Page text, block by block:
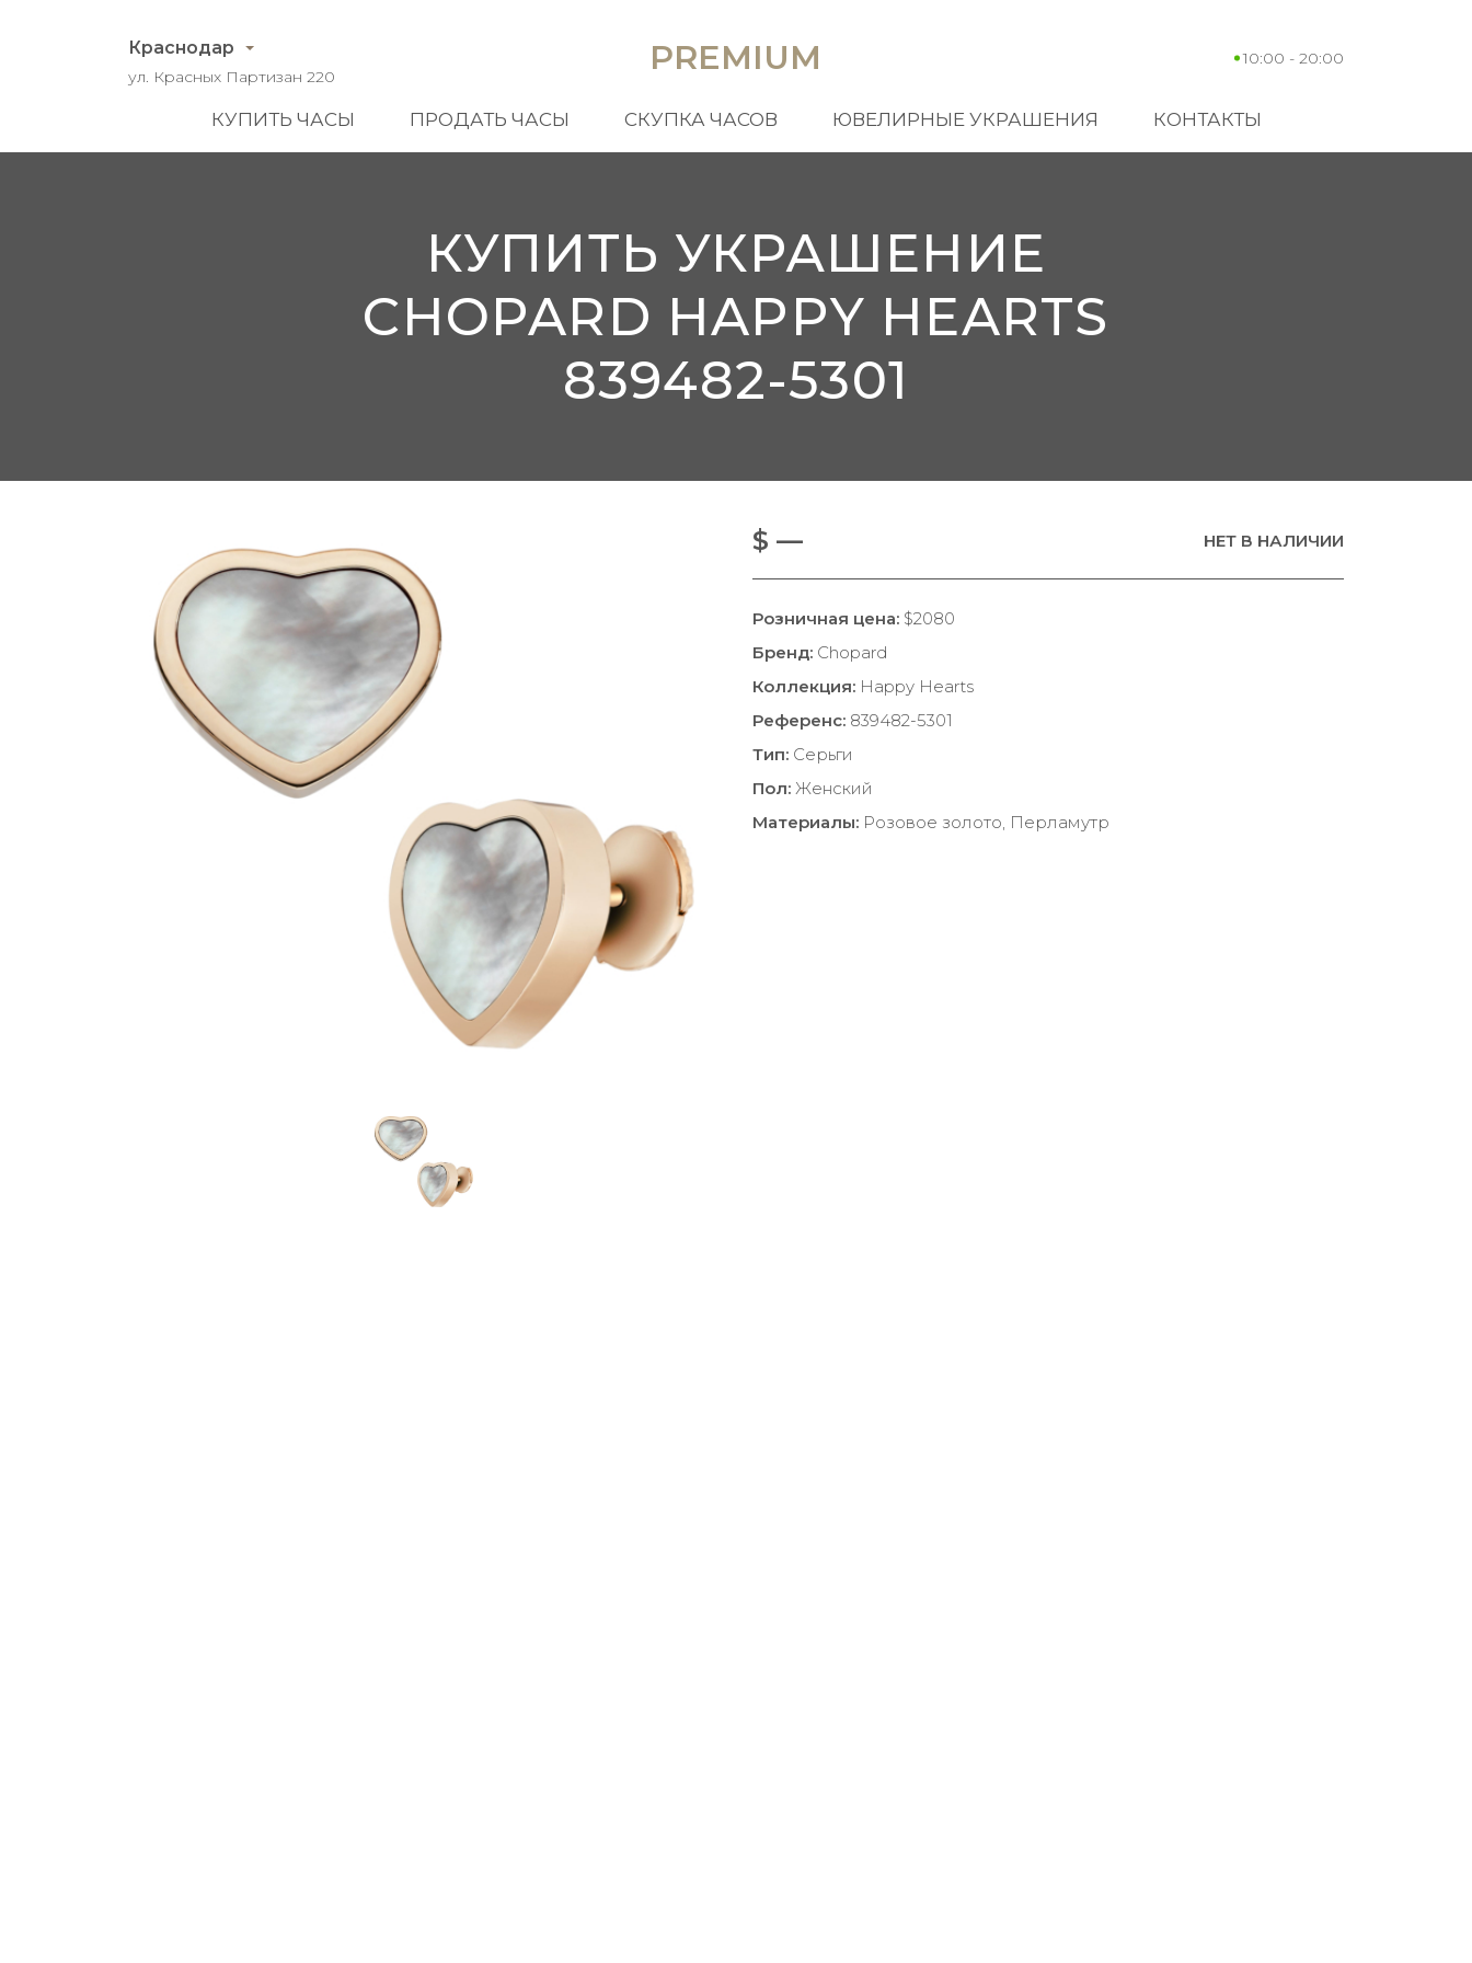
Краснодар
ул. Красных Партизан 220 PREMIUM 10:00 - 20:00
КУПИТЬ ЧАСЫ ПРОДАТЬ ЧАСЫ СКУПКА ЧАСОВ ЮВЕЛИРНЫЕ УКРАШЕНИЯ КОНТАКТЫ
КУПИТЬ УКРАШЕНИЕ
CHOPARD HAPPY HEARTS
839482-5301
$ — НЕТ В НАЛИЧИИ
Розничная цена: $2080
Бренд: Chopard
Коллекция: Happy Hearts
Референс: 839482-5301
Тип: Серьги
Пол: Женский
Материалы: Розовое золото, Перламутр